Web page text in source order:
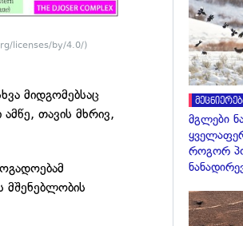
licenses/by/4.0/)
მიდგომებსაც
თავის მხრივ,
მშენებლობის
მგლები
როგორ